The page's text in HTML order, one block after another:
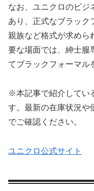
なお、ユニクロのビジ
あり、正式なブラック
親族など格式が求めら
要な場面では、紳士服
てブラックフォーマル
※本記事で紹介してい
す。最新の在庫状況や
でご確認ください。
ユニクロ公式サイト